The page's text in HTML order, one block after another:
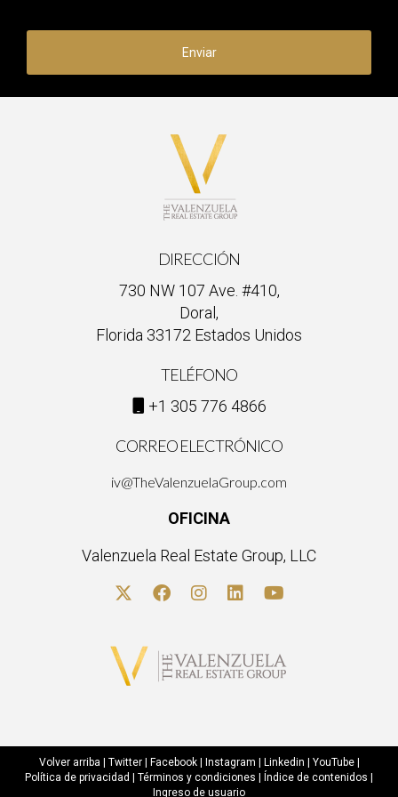
Enviar
DIRECCIÓN
730 NW 107 Ave. #410,
Doral,
Florida 33172 Estados Unidos
TELÉFONO
+1 305 776 4866
CORREO ELECTRÓNICO
iv@TheValenzuelaGroup.com
OFICINA
Valenzuela Real Estate Group, LLC
Volver arriba Twitter| Facebook| Instagram Linkedin YouTube|
Política de privacidad
Términos y condiciones Índice de contenidos
Ingreso de usuario